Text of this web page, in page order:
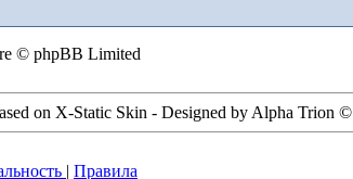
© phpBB Limited
on X-Static Skin - Designed by Alpha Trion ©
| Правила